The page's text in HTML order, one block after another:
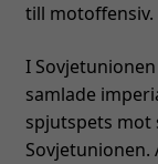
till motoffensiv.
I
samlade
spjutspets mot